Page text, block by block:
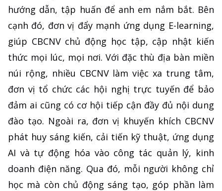
hướng dẫn, tập huấn để anh em nắm bắt. Bên
cạnh đó, đơn vị đẩy mạnh ứng dụng E-learning,
giúp CBCNV chủ động học tập, cập nhật kiến
thức mọi lúc, mọi nơi. Với đặc thù địa bàn miền
núi rộng, nhiều CBCNV làm việc xa trung tâm,
đơn vị tổ chức các hội nghị trực tuyến để bảo
đảm ai cũng có cơ hội tiếp cận đầy đủ nội dung
đào tạo. Ngoài ra, đơn vị khuyến khích CBCNV
phát huy sáng kiến, cải tiến kỹ thuật, ứng dụng
AI và tự động hóa vào công tác quản lý, kinh
doanh điện năng. Qua đó, mỗi người không chỉ
học mà còn chủ động sáng tạo, góp phần làm